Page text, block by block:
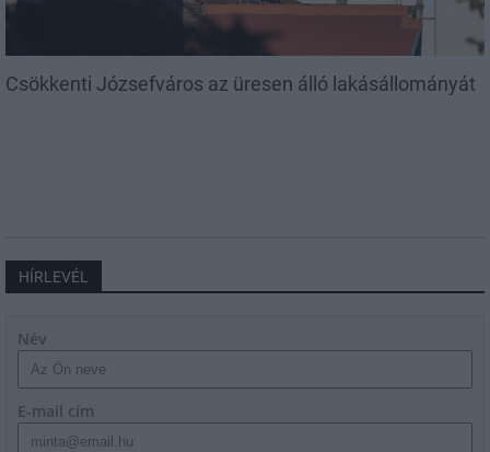
Csökkenti Józsefváros az üresen álló lakásállományát
HÍRLEVÉL
Név
E-mail cím